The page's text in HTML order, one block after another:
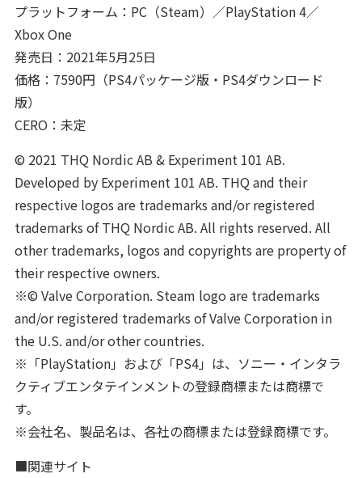
プラットフォーム：PC（Steam）／PlayStation 4／
Xbox One
発売日：2021年5月25日
価格：7590円（PS4パッケージ版・PS4ダウンロード
版）
CERO：未定
© 2021 THQ Nordic AB & Experiment 101 AB.
Developed by Experiment 101 AB. THQ and their
respective logos are trademarks and/or registered
trademarks of THQ Nordic AB. All rights reserved. All
other trademarks, logos and copyrights are property of
their respective owners.
※© Valve Corporation. Steam logo are trademarks
and/or registered trademarks of Valve Corporation in
the U.S. and/or other countries.
※「PlayStation」および「PS4」は、ソニー・インタラ
クティブエンタテインメントの登録商標または商標で
す。
※会社名、製品名は、各社の商標または登録商標です。
■関連サイト